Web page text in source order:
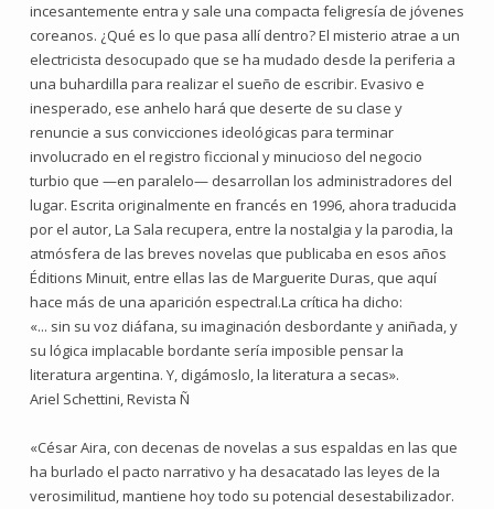
incesantemente entra y sale una compacta feligresía de jóvenes
coreanos. ¿Qué es lo que pasa allí dentro? El misterio atrae a un
electricista desocupado que se ha mudado desde la periferia a
una buhardilla para realizar el sueño de escribir. Evasivo e
inesperado, ese anhelo hará que deserte de su clase y
renuncie a sus convicciones ideológicas para terminar
involucrado en el registro ficcional y minucioso del negocio
turbio que —en paralelo— desarrollan los administradores del
lugar. Escrita originalmente en francés en 1996, ahora traducida
por el autor, La Sala recupera, entre la nostalgia y la parodia, la
atmósfera de las breves novelas que publicaba en esos años
Éditions Minuit, entre ellas las de Marguerite Duras, que aquí
hace más de una aparición espectral.La crítica ha dicho:
«... sin su voz diáfana, su imaginación desbordante y aniñada, y
su lógica implacable bordante sería imposible pensar la
literatura argentina. Y, digámoslo, la literatura a secas».
Ariel Schettini, Revista Ñ
«César Aira, con decenas de novelas a sus espaldas en las que
ha burlado el pacto narrativo y ha desacatado las leyes de la
verosimilitud, mantiene hoy todo su potencial desestabilizador.